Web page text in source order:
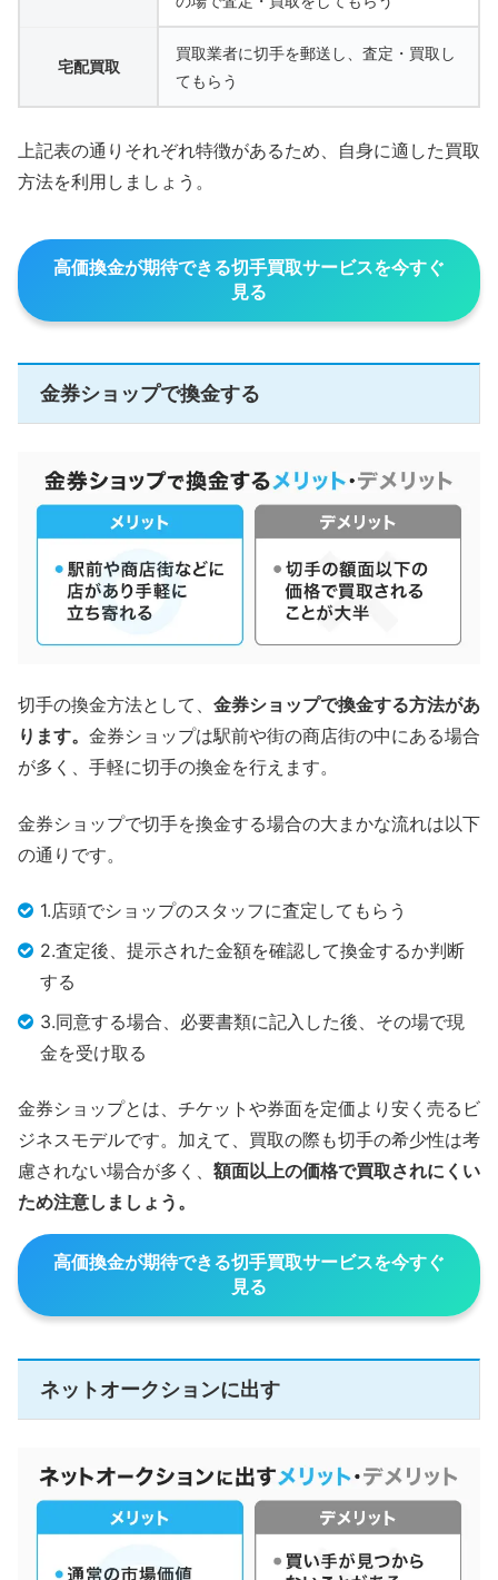
宅配買取
買取業者に切手を郵送し、査定・買取し
てもらう
上記表の通りそれぞれ特徴があるため、自身に適した買取
方法を利用しましょう。
高価換金が期待できる切手買取サービスを今すぐ
見る
金券ショップで換金する
切手の換金方法として、 金券ショップで換金する方法があ
ります。 金券ショップは駅前や街の商店街の中にある場合
が多く、手軽に切手の換金を行えます。
金券ショップで切手を換金する場合の大まかな流れは以下
の通りです。
1.店頭でショップのスタッフに査定してもらう
2.査定後、提示された金額を確認して換金するか判断
する
3.同意する場合、必要書類に記入した後、その場で現
金を受け取る
金券ショップとは、チケットや券面を定価より安く売るビ
ジネスモデルです。加えて、買取の際も切手の希少性は考
慮されない場合が多く、 額面以上の価格で買取されにくい
ため注意しましょう。
高価換金が期待できる切手買取サービスを今すぐ
見る
ネットオークションに出す